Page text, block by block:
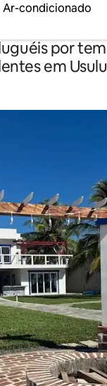
Ar-condicionado
por
em